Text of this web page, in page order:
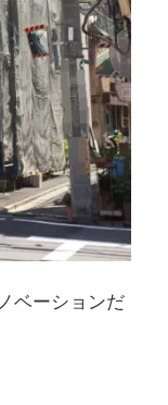
ベーションだ
よう！（全